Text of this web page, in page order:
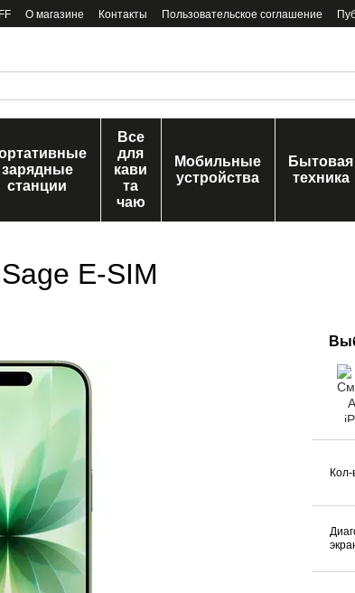
О магазине Контакты Пользовательское соглашение
зарядные
станции
Все
для
кави
та
чаю
Мобильные
устройства
Бытовая
техника
E-SIM
Кол-